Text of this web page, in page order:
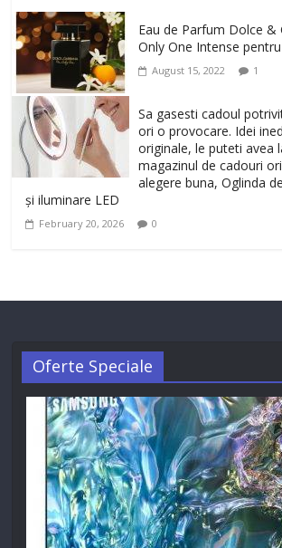
Eau de Parfum Dolce &
Only One Intense
August 15, 2022 1
Sa gasesti cadoul
ori o provocare. Idei
originale, le puteti avea
magazinul de cadouri
alegere buna, Oglinda
și iluminare LED
February 20, 2026 0
Oferte Speciale